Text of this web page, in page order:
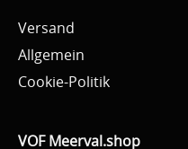
Versand
Allgemein
Cookie-Politik
VOF Meerval.shop